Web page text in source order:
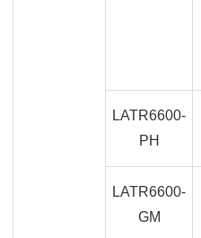
LATR6600-
PH
LATR6600-
GM